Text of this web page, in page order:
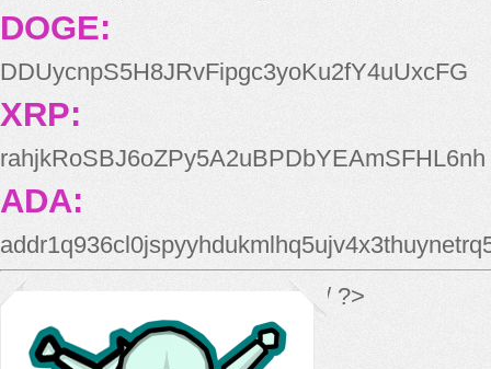
DOGE:
DDUycnpS5H8JRvFipgc3yoKu2fY4uUxcFG
XRP:
rahjkRoSBJ6oZPy5A2uBPDbYEAmSFHL6nh
ADA:
*/ ?>